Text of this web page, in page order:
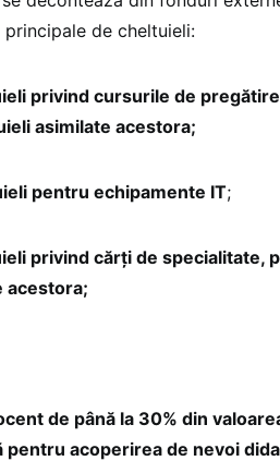
de cheltuieli:
privind cursurile de
asimilate acestora;
pentru echipamente IT;
privind cărți de specialitate,
acestora;
de până la 30% din
pentru acoperirea de nevoi